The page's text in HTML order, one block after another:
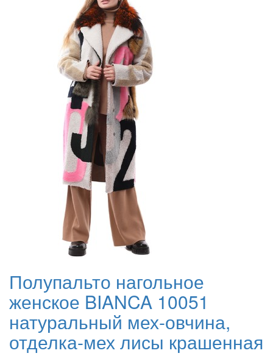
Полупальто нагольное
женское BIANCA 10051
натуральный мех-овчина,
отделка-мех лисы крашенная